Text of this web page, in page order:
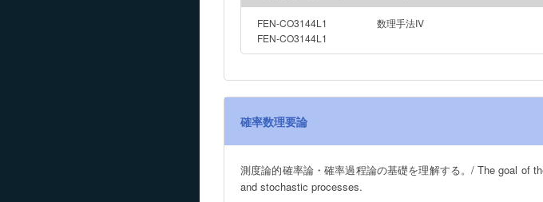
FEN-CO3144L1
FEN-CO3144L1
数理手法IV
確率数理要論
測度論的確率論・確率過程論の基礎を理解する。/ The goal of
and stochastic processes.